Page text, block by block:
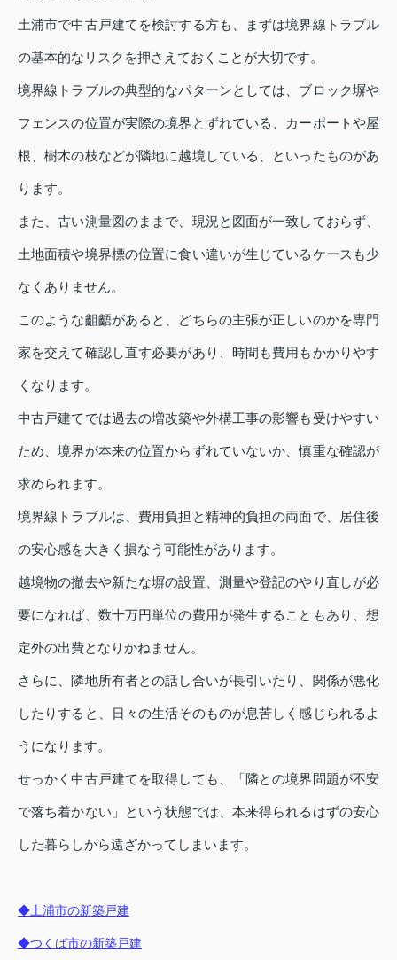
土浦市で中古戸建てを検討する方も、まずは境界線トラブル
の基本的なリスクを押さえておくことが大切です。
境界線トラブルの典型的なパターンとしては、ブロック塀や
フェンスの位置が実際の境界とずれている、カーポートや屋
根、樹木の枝などが隣地に越境している、といったものがあ
ります。
また、古い測量図のままで、現況と図面が一致しておらず、
土地面積や境界標の位置に食い違いが生じているケースも少
なくありません。
このような齟齬があると、どちらの主張が正しいのかを専門
家を交えて確認し直す必要があり、時間も費用もかかりやす
くなります。
中古戸建てでは過去の増改築や外構工事の影響も受けやすい
ため、境界が本来の位置からずれていないか、慎重な確認が
求められます。
境界線トラブルは、費用負担と精神的負担の両面で、居住後
の安心感を大きく損なう可能性があります。
越境物の撤去や新たな塀の設置、測量や登記のやり直しが必
要になれば、数十万円単位の費用が発生することもあり、想
定外の出費となりかねません。
さらに、隣地所有者との話し合いが長引いたり、関係が悪化
したりすると、日々の生活そのものが息苦しく感じられるよ
うになります。
せっかく中古戸建てを取得しても、「隣との境界問題が不安
で落ち着かない」という状態では、本来得られるはずの安心
した暮らしから遠ざかってしまいます。
◆土浦市の新築戸建
◆つくば市の新築戸建